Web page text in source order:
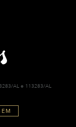
AL e 113283/AL